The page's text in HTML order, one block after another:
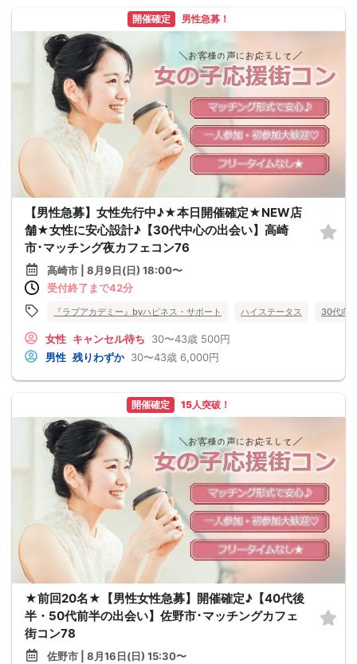
開催確定 男性急募！
【男性急募】女性先行中♪★本日開催確定★NEW店
舗★女性に安心設計♪【30代中心の出会い】高崎
市･マッチング夜カフェコン76
高崎市 | 8月9日(日) 18:00〜
受付終了まで42分
『ラブアカデミー』byハピネス・サポート ハイステータス 30代向
女性 キャンセル待ち 30〜43歳 500円
男性 残りわずか 30〜43歳 6,000円
開催確定 15人突破！
★前回20名★【男性女性急募】開催確定♪【40代後
半・50代前半の出会い】佐野市･マッチングカフェ
街コン78
佐野市 | 8月16日(日) 15:30〜